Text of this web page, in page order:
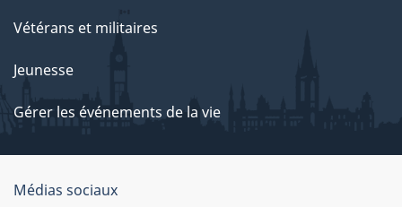
Vétérans et militaires
Jeunesse
Gérer les événements de la vie
Organisation
Médias sociaux